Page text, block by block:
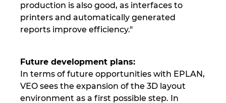
production is also good, as interfaces to
printers and automatically generated
reports improve efficiency."
Future development plans:
In terms of future opportunities with EPLAN,
VEO sees the expansion of the 3D layout
environment as a first possible step. In
Ukraine
United Kingdom
United States